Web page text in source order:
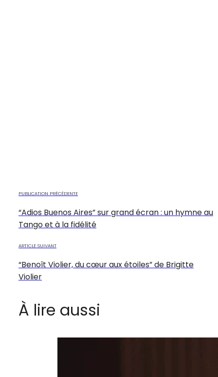
PUBLICATION PRÉCÉDENTE
“Adios Buenos Aires” sur grand écran : un hymne au
Tango et à la fidélité
ARTICLE SUIVANT
“Benoît Violier, du cœur aux étoiles” de Brigitte
Violier
À lire aussi